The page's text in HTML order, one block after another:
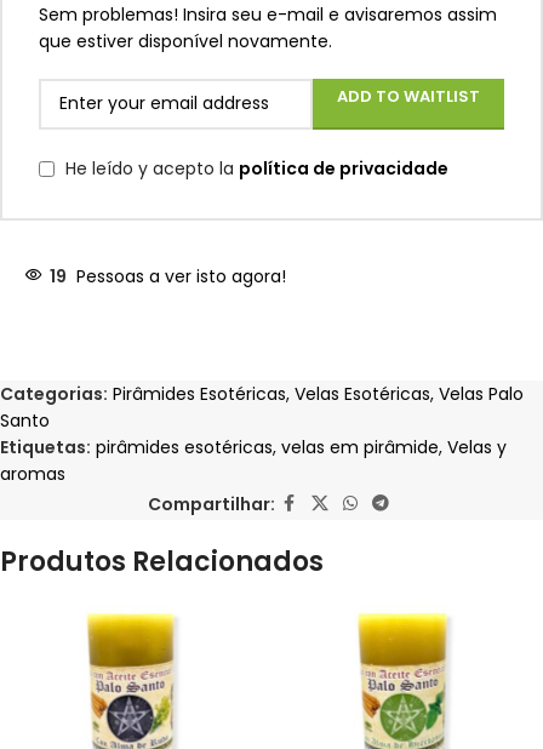
Sem problemas! Insira seu e-mail e avisaremos assim
que estiver disponível novamente.
ADD TO WAITLIST
He leído y acepto la política de privacidade
19 Pessoas a ver isto agora!
Categorias: Pirâmides Esotéricas, Velas Esotéricas, Velas Palo
Santo
Etiquetas: pirâmides esotéricas, velas em pirâmide, Velas y
aromas
Compartilhar:
Produtos Relacionados